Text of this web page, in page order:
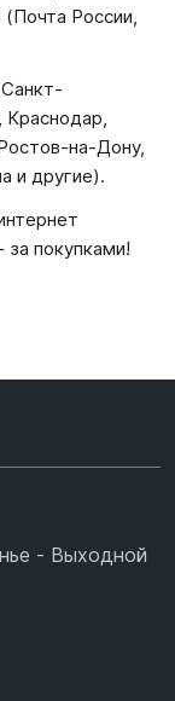
России,
на-Дону,
и другие).
покупками!
- Выходной